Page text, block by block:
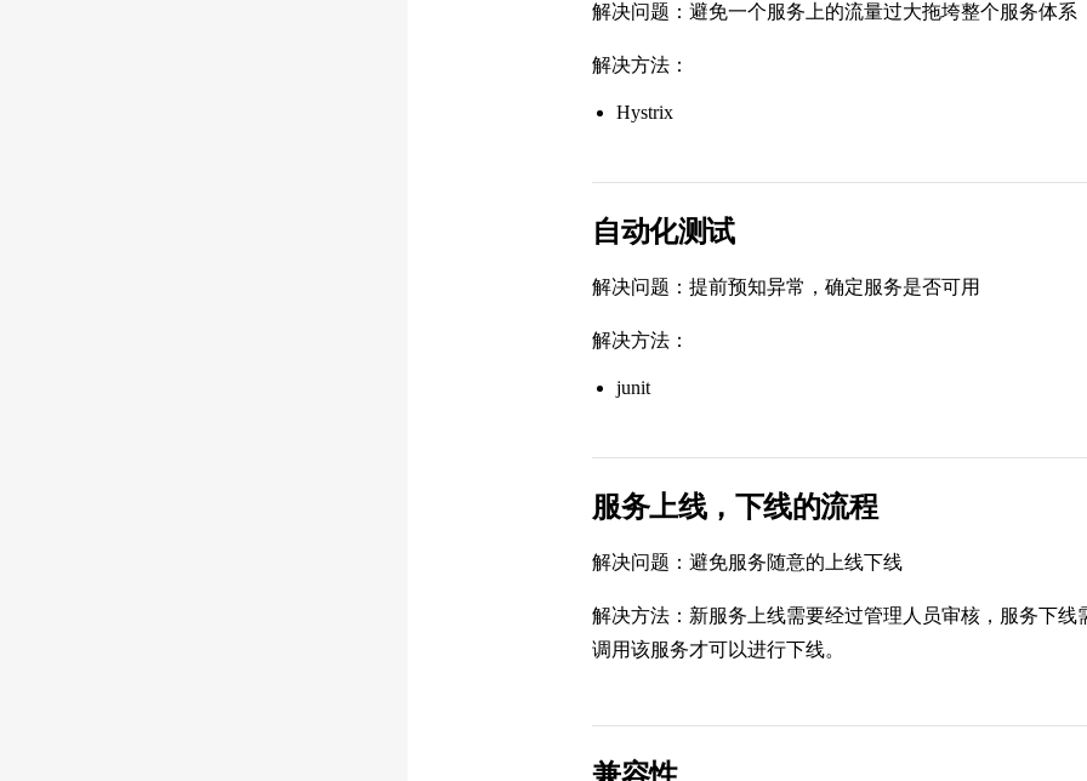
解决问题：避免一个服务上的流量过大拖垮整个服务体系
解决方法：
Hystrix
自动化测试
解决问题：提前预知异常，确定服务是否可用
解决方法：
junit
服务上线，下线的流程
解决问题：避免服务随意的上线下线
解决方法：新服务上线需要经过管理人员审核，服务下
调用该服务才可以进行下线。